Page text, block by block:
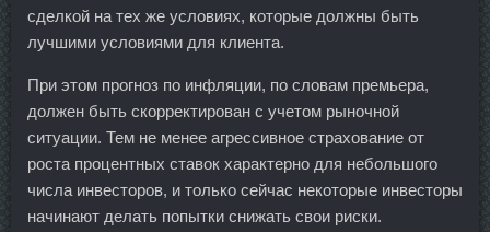
сделкой на тех же условиях, которые должны быть
лучшими условиями для клиента.
При этом прогноз по инфляции, по словам премьера,
должен быть скорректирован с учетом рыночной
ситуации. Тем не менее агрессивное страхование от
роста процентных ставок характерно для небольшого
числа инвесторов, и только сейчас некоторые инвесторы
начинают делать попытки снижать свои риски.